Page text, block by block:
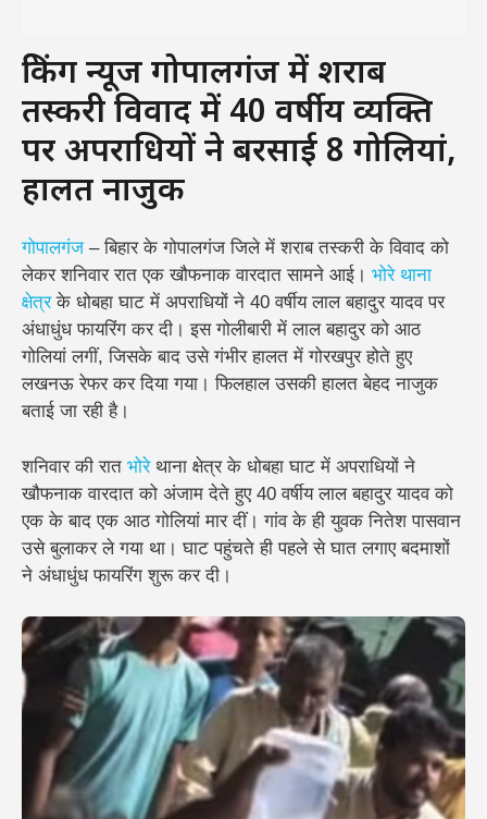
ब्रेकिंग न्यूज गोपालगंज में शराब
तस्करी विवाद में 40 वर्षीय व्यक्ति
पर अपराधियों ने बरसाई 8 गोलियां,
हालत नाजुक
गोपालगंज– बिहार के गोपालगंज जिले में शराब तस्करी के विवाद को
लेकर शनिवार रात एक खौफनाक वारदात सामने आई। भोरे थाना
क्षेत्रके धोबहा घाट में अपराधियों ने 40 वर्षीय लाल बहादुर यादव पर
अंधाधुंध फायरिंग कर दी। इस गोलीबारी में लाल बहादुर को आठ
गोलियां लगीं, जिसके बाद उसे गंभीर हालत में गोरखपुर होते हुए
लखनऊ रेफर कर दिया गया। फिलहाल उसकी हालत बेहद नाजुक
बताई जा रही है।
शनिवार की रात भोरेथाना क्षेत्र के धोबहा घाट में अपराधियों ने
खौफनाक वारदात को अंजाम देते हुए 40 वर्षीय लाल बहादुर यादव को
एक के बाद एक आठ गोलियां मार दीं। गांव के ही युवक नितेश पासवान
उसे बुलाकर ले गया था। घाट पहुंचते ही पहले से घात लगाए बदमाशों
ने अंधाधुंध फायरिंग शुरू कर दी।